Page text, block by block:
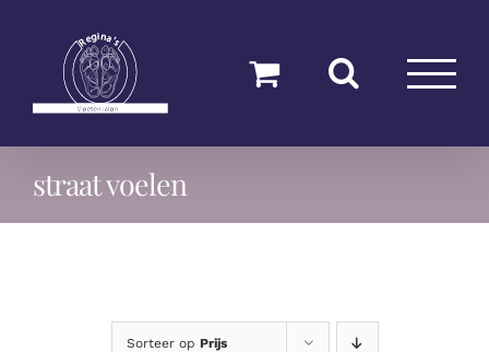
straat voelen
Sorteer op Prijs